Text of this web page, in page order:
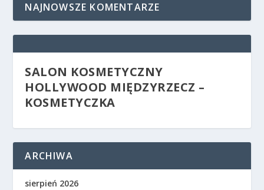
NAJNOWSZE KOMENTARZE
SALON KOSMETYCZNY
HOLLYWOOD MIĘDZYRZECZ –
KOSMETYCZKA
ARCHIWA
sierpień 2026